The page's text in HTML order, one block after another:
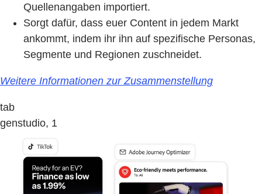
Quellenangaben importiert.
Sorgt dafür, dass euer Content in jedem Markt
ankommt, indem ihr ihn auf spezifische Personas,
Segmente und Regionen zuschneidet.
Weitere Informationen zur Zusammenstellung
tab
genstudio, 1